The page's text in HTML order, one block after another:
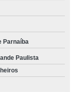
Parnaíba
Paulista